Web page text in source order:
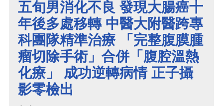
五旬男消化不良 發現大腸癌十
年後多處移轉 中醫大附醫跨專
科團隊精準治療 「完整腹膜腫
瘤切除手術」合併「腹腔溫熱
化療」 成功逆轉病情 正子攝
影零檢出